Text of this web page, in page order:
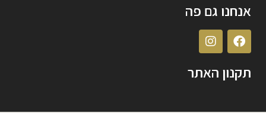
אנחנו גם פה
תקנון האתר